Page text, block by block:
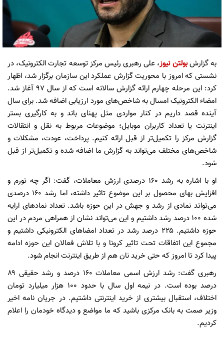
به گزارشبولتن نیوز، علی رهبری رئیس مرکز توسعه تجارت الکترونیک، در
نشستی که امروز با محوریت گزارش عملکرد این سازمان برگزار شد، اظهار
کرد: این مرحله چهارم ارائه گزارش سالانه است که از سال ۹۷ آغاز شد.
امضاء الکترونیک امسال به شاخص‌های مورد ارزیابی اضافه شد. برای سال
آینده قصد داریم در کنار مواردی مثل پهنای باند و به کارگیری بستر
اینترنت یا تعداد کاربران موبایل؛ موضوعات مربوط به نقل و انتقالات
گزارش مرکز را تکمیل‌تر از قبل ارائه کنیم. پرداخت، عودت، مشکلات و
شاخص‌های مختلف می‌تواند به گزارش ما اضافه شده و تکمیل‌تر از قبل
شود.
او با اشاره به رشد ۱۶۰ درصدی ارزش معاملات، گفت: اگر چه تورم و
افزایش بهای محصول بر این موضوع تاثیر داشته، اما رشد ۱۶۰ درصدی
می‌تواتد نمادی از رشد و جهش در این حوزه باشد. تعداد نماد‌های ارایه
شده ۱۰۰ درصد رشد داشتیم و این می‌تواند نشان از همراهی مردم در این
حوزه داشتیم. ۲۲۵ درصد رشد در تعداد امضا‌های الکترونیکی داشتیم و
مجموع این اتفاقات تحت تاثیر کرونا و با تلاش فعالان این حوزه ادامه
پیدا کرد تا امروز که حتی خرید نان هم از طریق اینترنت انجام شود.
رهبری گفت: رشد ارزش اسمی معاملات ۱۶۰ درصد و رشد حقیقی ۸۹
درصد بوده است. در نیمه اول سال با حدود ۱۰۰ هزار میلیارد تومان
اختلاف، استقبال بیشتری از خرید اینترنتی داشتیم. در جریان نامه اخیر
وزیر صمت به بانک مرکزی باشید که ما مواضع و دیدگاه خودمان را اعلام
کردیم.